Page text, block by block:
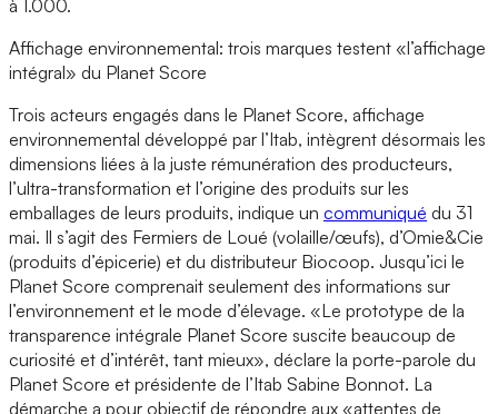
à 1.000.
Affichage environnemental: trois marques testent «l’affichage
intégral» du Planet Score
Trois acteurs engagés dans le Planet Score, affichage
environnemental développé par l’Itab, intègrent désormais les
dimensions liées à la juste rémunération des producteurs,
l’ultra-transformation et l’origine des produits sur les
emballages de leurs produits, indique un communiqué du 31
mai. Il s’agit des Fermiers de Loué (volaille/œufs), d’Omie&Cie
(produits d’épicerie) et du distributeur Biocoop. Jusqu’ici le
Planet Score comprenait seulement des informations sur
l’environnement et le mode d’élevage. «Le prototype de la
transparence intégrale Planet Score suscite beaucoup de
curiosité et d’intérêt, tant mieux», déclare la porte-parole du
Planet Score et présidente de l’Itab Sabine Bonnot. La
démarche a pour objectif de répondre aux «attentes de